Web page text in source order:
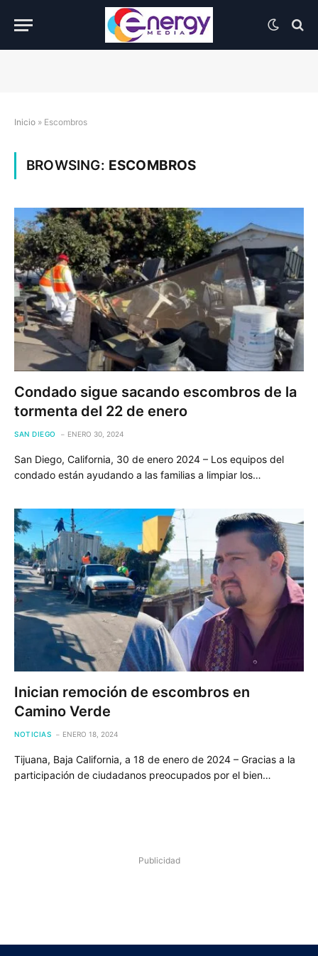
Inicio » Escombros
BROWSING: ESCOMBROS
Condado sigue sacando escombros de la
tormenta del 22 de enero
SAN DIEGO ENERO 30, 2024
San Diego, California, 30 de enero 2024 – Los equipos del
condado están ayudando a las familias a limpiar los…
Inician remoción de escombros en
Camino Verde
NOTICIAS ENERO 18, 2024
Tijuana, Baja California, a 18 de enero de 2024 – Gracias a la
participación de ciudadanos preocupados por el bien…
Publicidad